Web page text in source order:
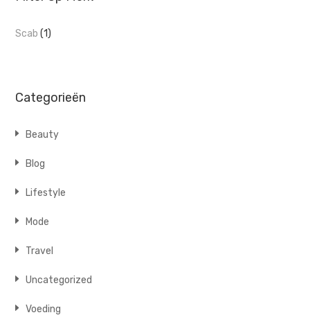
Scab (1)
Categorieën
Beauty
Blog
Lifestyle
Mode
Travel
Uncategorized
Voeding